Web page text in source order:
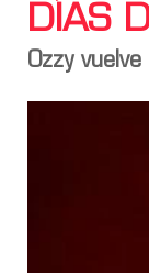
DÍAS
Ozzy